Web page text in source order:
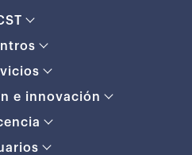
e innovación